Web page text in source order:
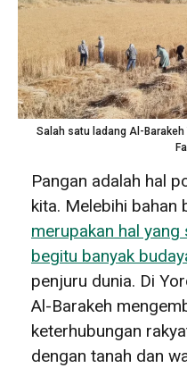
Salah satu ladang Al-Barakeh
Pangan adalah hal
kita. Melebihi bahan
merupakan hal
begitu banyak
penjuru dunia. Di
Al-Barakeh
keterhubungan
dengan tanah dan